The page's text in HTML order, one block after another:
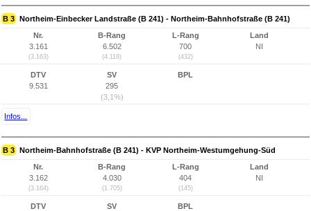
B 3 Northeim-Einbecker Landstraße (B 241) - Northeim-Bahnhofstraße (B 241)
Nr.
3.161
(3.163)
B-Rang
6.502
(4.118)
L-Rang
700
(432)
Land
NI
DTV
9.531
SV
295
(3,1%)
BPL
Infos...
B 3 Northeim-Bahnhofstraße (B 241) - KVP Northeim-Westumgehung-Süd
Nr.
3.162
(3.164)
B-Rang
4.030
(1.705)
L-Rang
404
(145)
Land
NI
DTV
SV
BPL